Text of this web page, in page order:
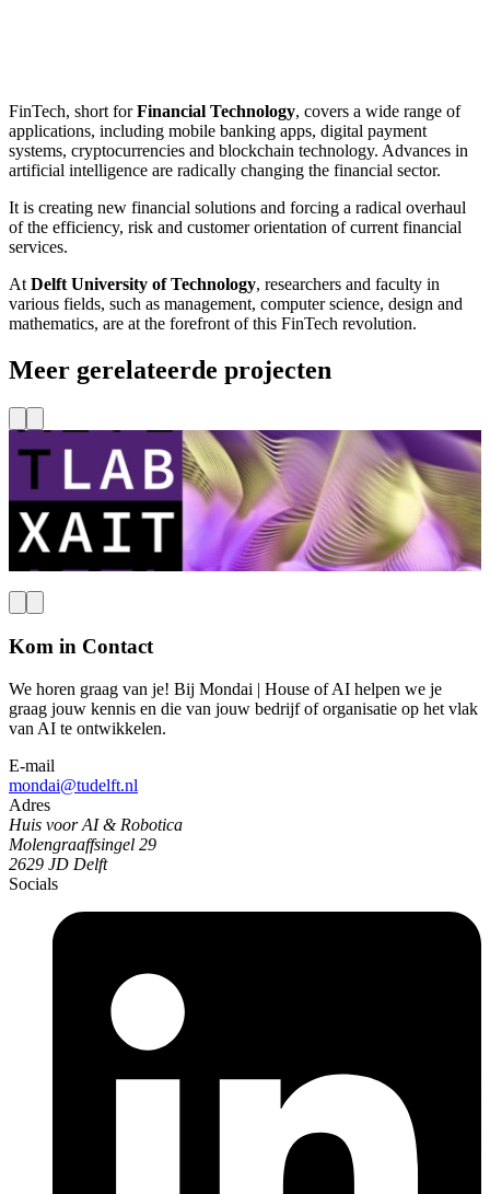
FinTech, short forFinancial Technology, covers a wide range of
applications, including mobile banking apps, digital payment
systems, cryptocurrencies and blockchain technology. Advances in
artificial intelligence are radically changing the financial sector.
It is creating new financial solutions and forcing a radical overhaul
of the efficiency, risk and customer orientation of current financial
services.
At Delft University of Technology, researchers and faculty in
various fields, such as management, computer science, design and
mathematics, are at the forefront of this FinTech revolution.
Meer gerelateerde projecten
TU Delft
Haven, Maritiem & Mobiliteit
XAIT Lab
Kom in Contact
We horen graag van je! Bij Mondai | House of AI helpen we je
graag jouw kennis en die van jouw bedrijf of organisatie op het vlak
van AI te ontwikkelen.
E-mail
mondai@tudelft.nl
Adres
Huis voor AI & Robotica
Molengraaffsingel 29
2629 JD Delft
Socials